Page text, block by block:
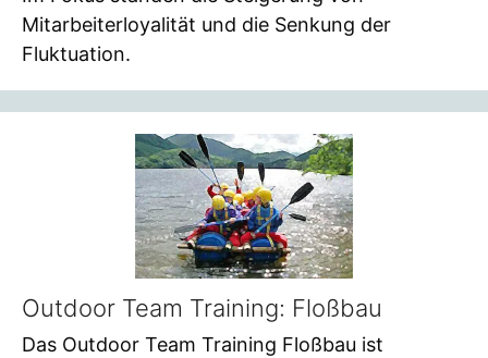
Mitarbeiterloyalität und die Senkung der
Fluktuation.
Outdoor Team Training: Floßbau
Das Outdoor Team Training Floßbau ist